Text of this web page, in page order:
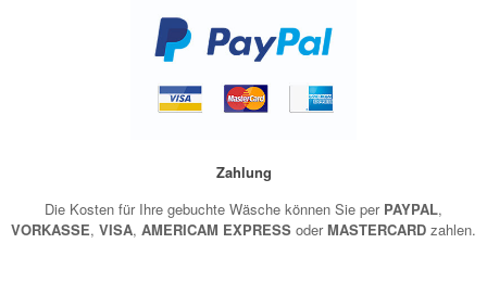
Zahlung
Die Kosten für Ihre gebuchte Wäsche können Sie per PAYPAL,
VORKASSE, VISA, AMERICAM EXPRESS oderMASTERCARD zahlen.